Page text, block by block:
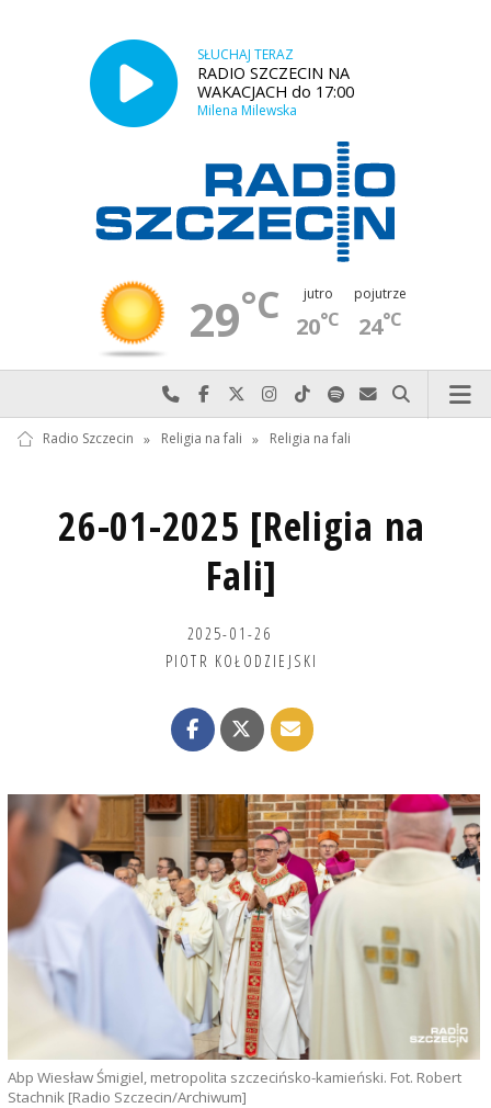
SŁUCHAJ TERAZ
RADIO SZCZECIN NA
WAKACJACH do 17:00
Milena Milewska
29°C jutro
20°C
pojutrze
24°C
Najlepiej po prostu do nas zadzwoń
Odwiedź nas na Facebook-u
Odwiedź nas na X
Odwiedź nas na Instagram-ie
Odwiedź nas na TikTok-u
Szukaj nas na Spotify
Wyślij do nas
Szukaj
Radio Szczecin » Religia na fali » Religia na fali
26-01-2025 [Religia na
Fali]
2025-01-26
PIOTR KOŁODZIEJSKI
Abp Wiesław Śmigiel, metropolita szczecińsko-kamieński. Fot. Robert
Stachnik [Radio Szczecin/Archiwum]